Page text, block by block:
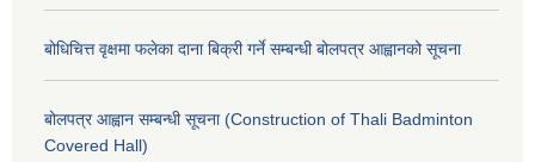
बोधिचित्त वृक्षमा फलेका दाना बिक्री गर्ने सम्बन्धी बोलपत्र आह्वानको सूचना
बोलपत्र आह्वान सम्बन्धी सूचना (Construction of Thali Badminton
Covered Hall)